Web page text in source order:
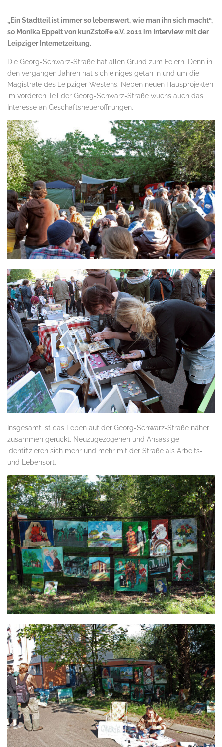
„Ein Stadtteil ist immer so lebenswert, wie man ihn sich macht“,
so Monika Eppelt von kunZstoffe e.V. 2011 im Interview mit der
Leipziger Internetzeitung.
Die Georg-Schwarz-Straße hat allen Grund zum Feiern. Denn in
den vergangen Jahren hat sich einiges getan in und um die
Magistrale des Leipziger Westens. Neben neuen Hausprojekten
im vorderen Teil der Georg-Schwarz-Straße wuchs auch das
Interesse an Geschäftsneueröffnungen.
Insgesamt ist das Leben auf der Georg-Schwarz-Straße näher
zusammen gerückt. Neuzugezogenen und Ansässige
identifizieren sich mehr und mehr mit der Straße als Arbeits-
und Lebensort.